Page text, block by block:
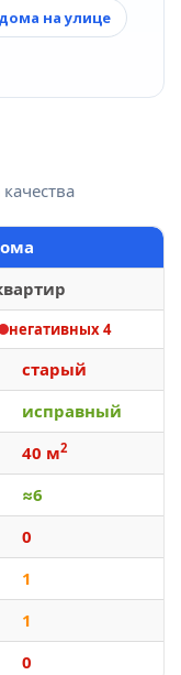
на улице
негативных 4
старый
исправный
40 м2
≈6
0
1
1
0